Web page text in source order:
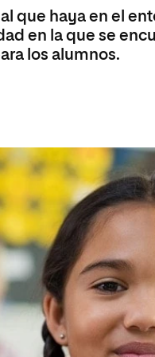
y Mercadotecnia
que haya en el
en la que se
los alumnos.